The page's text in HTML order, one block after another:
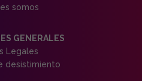
somos
GENERALES
Legales
desistimiento